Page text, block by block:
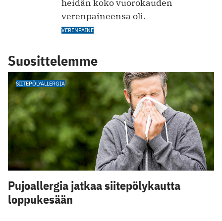
heidän koko vuorokauden
verenpaineensa oli.
VERENPAINE
Suosittelemme
SIITEPÖLYALLERGIA
Pujoallergia jatkaa siitepölykautta
loppukesään